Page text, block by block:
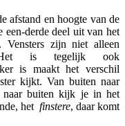
afstand en hoogte van de
een-derde deel uit van het
Vensters zijn niet alleen
is tegelijk ook
is maakt het verschil
kijkt. Van buiten naar
buiten kijk je in het
het finstere, daar komt